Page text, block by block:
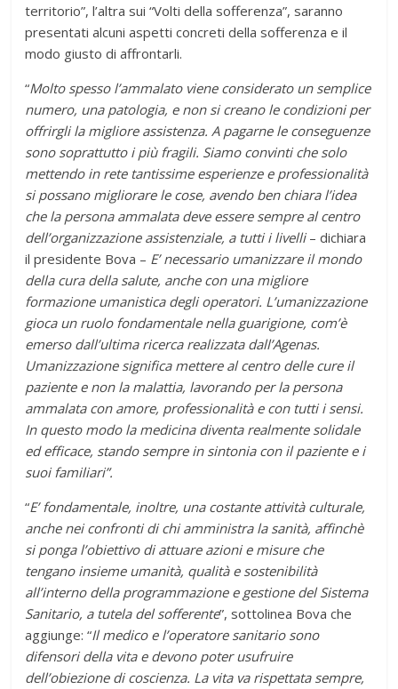
territorio”, l’altra sui “Volti della sofferenza”, saranno
presentati alcuni aspetti concreti della sofferenza e il
modo giusto di affrontarli.
“Molto spesso l’ammalato viene considerato un semplice
numero, una patologia, e non si creano le condizioni per
offrirgli la migliore assistenza. A pagarne le conseguenze
sono soprattutto i più fragili. Siamo convinti che solo
mettendo in rete tantissime esperienze e professionalità
si possano migliorare le cose, avendo ben chiara l’idea
che la persona ammalata deve essere sempre al centro
dell’organizzazione assistenziale, a tutti i livelli– dichiara
il presidente Bova – E’ necessario umanizzare il mondo
della curadella salute, anche con una migliore
formazione umanistica degli operatori. L’umanizzazione
gioca un ruolo fondamentale nella guarigione, com’è
emerso dall’ultima ricerca realizzata dall’Agenas.
Umanizzazione significa mettere al centro delle cure il
paziente e non la malattia, lavorando per la persona
ammalata con amore, professionalità e con tutti i sensi.
In questo modo la medicina diventa realmente solidale
ed efficace, stando sempre in sintonia con il paziente e i
suoi familiari”.
“E’ fondamentale, inoltre, una costante attività culturale,
anche nei confronti di chi amministra la sanità, affinchè
si ponga l’obiettivo di attuare azioni e misure che
tengano insieme umanità, qualità e sostenibilità
all’interno della programmazione e gestione del Sistema
Sanitario, a tutela del sofferente”, sottolinea Bova che
aggiunge: “Il medico e l’operatore sanitario sono
difensori della vita e devono poter usufruire
dell’obiezione di coscienza. La vita va rispettata sempre,